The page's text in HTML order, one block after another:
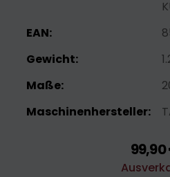
EAN:
Gewicht:
Maße:
Maschinenhersteller: